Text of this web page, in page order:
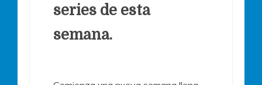
series de esta
semana.